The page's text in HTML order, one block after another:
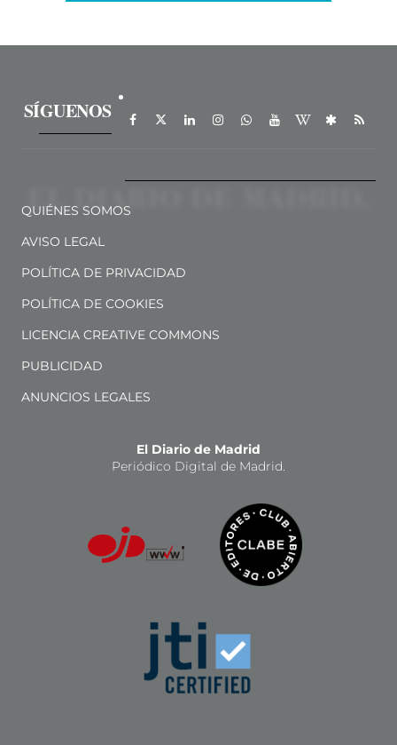
SÍGUENOS
QUIÉNES SOMOS
AVISO LEGAL
POLÍTICA DE PRIVACIDAD
POLÍTICA DE COOKIES
LICENCIA CREATIVE COMMONS
PUBLICIDAD
ANUNCIOS LEGALES
El Diario de Madrid
Periódico Digital de Madrid.